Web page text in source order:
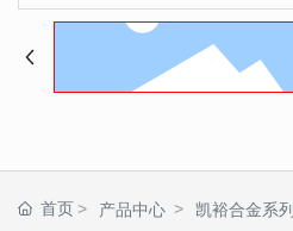
首页 产品中心 凯裕合金系列